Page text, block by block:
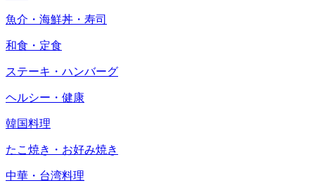
魚介・海鮮丼・寿司
和食・定食
ステーキ・ハンバーグ
ヘルシー・健康
韓国料理
たこ焼き・お好み焼き
中華・台湾料理